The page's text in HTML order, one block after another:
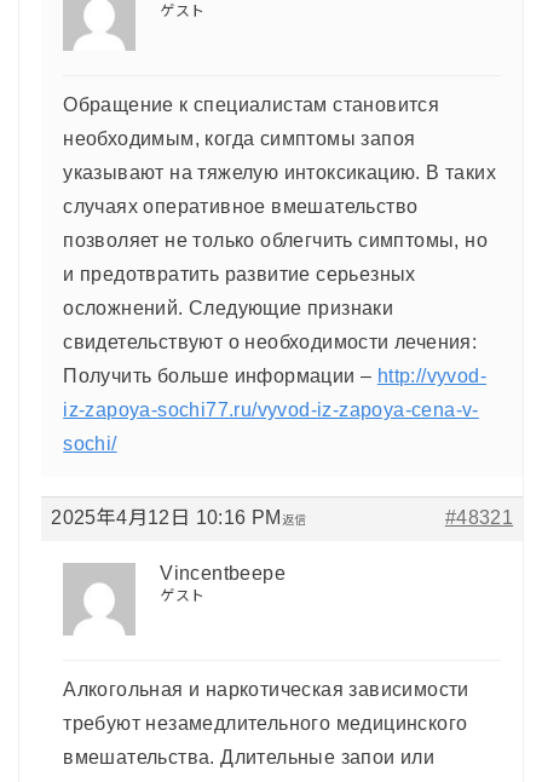
ゲスト
Обращение к специалистам становится
необходимым, когда симптомы запоя
указывают на тяжелую интоксикацию. В таких
случаях оперативное вмешательство
позволяет не только облегчить симптомы, но
и предотвратить развитие серьезных
осложнений. Следующие признаки
свидетельствуют о необходимости лечения:
Получить больше информации – http://vyvod-
iz-zapoya-sochi77.ru/vyvod-iz-zapoya-cena-v-
sochi/
2025年4月12日 10:16 PM #48321
返信
Vincentbeepe
ゲスト
Алкогольная и наркотическая зависимости
требуют незамедлительного медицинского
вмешательства. Длительные запои или